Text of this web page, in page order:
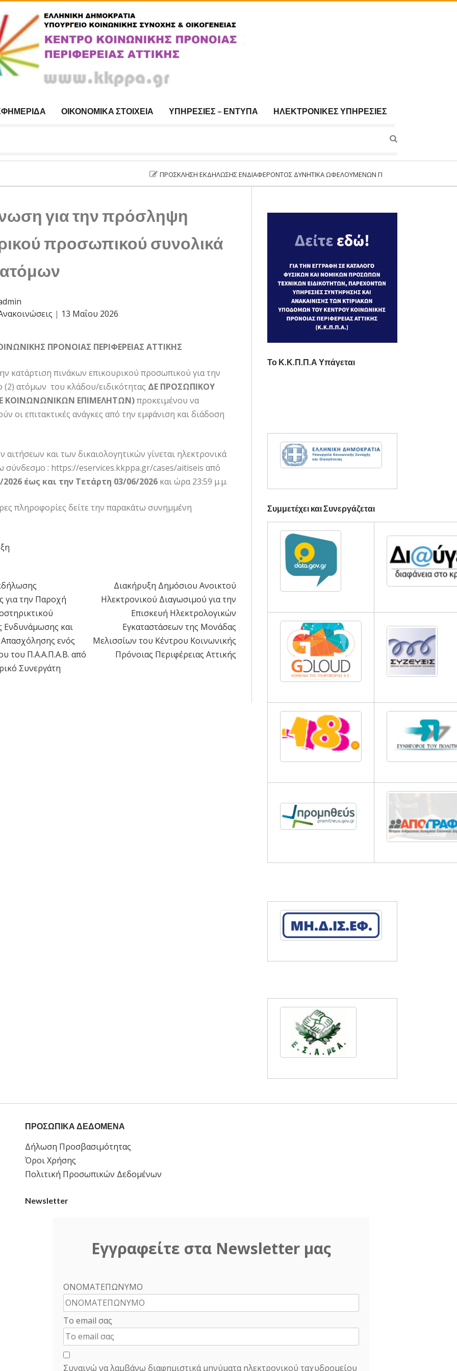
ΟΙΚΟΝΟΜΙΚΆ ΣΤΟΙΧΕΊΑ ΥΠΗΡΕΣΊΕΣ – ΈΝΤΥΠΑ ΗΛΕΚΤΡΟΝΙΚΈΣ ΥΠΗΡΕΣΊΕΣ
ΠΡΌΣΚΛΗΣΗ ΕΚΔΉΛΩΣΗΣ ΕΝΔΙΑΦΈΡΟΝΤΟΣ ΔΥΝΗΤΙΚΆ ΩΦΕΛΟΥΜΈΝΩΝ ΓΙΑ ΣΥΜΜΕΤΟΧΉ ΣΤΟ
για την πρόσληψη
προσωπικού συνολικά
| 13 Μαΐου 2026
ΠΡΟΝΟΙΑΣ ΠΕΡΙΦΕΡΕΙΑΣ ΑΤΤΙΚΗΣ
κατάρτιση πινάκων επικουρικού προσωπικού για την
ατόμων του κλάδου/ειδικότητας ΔΕ ΠΡΟΣΩΠΙΚΟΥ
ΚΟΙΝΩΝΩΝΙΚΩΝ ΕΠΙΜΕΛΗΤΩΝ)προκειμένου να
οι επιτακτικές ανάγκες από την εμφάνιση και διάδοση
και των δικαιολογητικών γίνεται ηλεκτρονικά
σύνδεσμο : https://eservices.kkppa.gr/cases/aitiseis από
2026 έως και την Τετάρτη 03/06/2026 και ώρα 23:59 μ.μ.
πληροφορίες δείτε την παρακάτω συνημμένη
για την Παροχή
Ενδυνάμωσης και
ενός
του Π.Α.Α.Π.Α.Β. από
Συνεργάτη
Διακήρυξη Δημόσιου Ανοικτού
Ηλεκτρονικού Διαγωσιμού για την
Επισκευή Ηλεκτρολογικών
Εγκαταστάσεων της Μονάδας
Μελισσίων του Κέντρου Κοινωνικής
Πρόνοιας Περιφέρειας Αττικής
Το Κ.Κ.Π.Π.Α Υπάγεται
Συμμετέχει και Συνεργάζεται
ΠΡΟΣΩΠΙΚΑ ΔΕΔΟΜΕΝΑ
Δήλωση Προσβασιμότητας
Όροι Χρήσης
Πολιτική Προσωπικών Δεδομένων
Newsletter
Εγγραφείτε στα Newsletter μας
ΟΝΟΜΑΤΕΠΩΝΥΜΟ
Το email σας
Συναινώ να λαμβάνω διαφημιστικά μηνύματα ηλεκτρονικού ταχυδρομείου